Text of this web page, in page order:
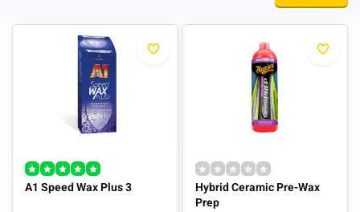
A1 Speed Wax Plus 3
Hybrid Ceramic Pre-Wax
Prep